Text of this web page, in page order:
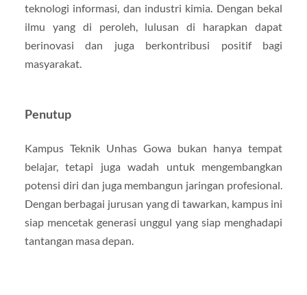
teknologi informasi, dan industri kimia. Dengan bekal
ilmu yang di peroleh, lulusan di harapkan dapat
berinovasi dan juga berkontribusi positif bagi
masyarakat.
Penutup
Kampus Teknik Unhas Gowa bukan hanya tempat
belajar, tetapi juga wadah untuk mengembangkan
potensi diri dan juga membangun jaringan profesional.
Dengan berbagai jurusan yang di tawarkan, kampus ini
siap mencetak generasi unggul yang siap menghadapi
tantangan masa depan.